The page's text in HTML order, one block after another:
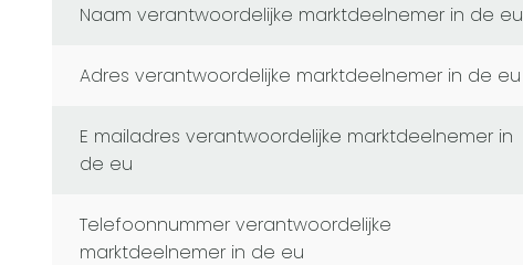
naam verantwoordelijke marktdeelnemer in de eu
adres verantwoordelijke marktdeelnemer in de eu
e mailadres verantwoordelijke marktdeelnemer in
de eu
telefoonnummer verantwoordelijke
marktdeelnemer in de eu